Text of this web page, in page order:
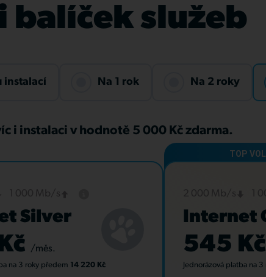
balíček služeb
instalací Na 1 rok Na 2 roky
i instalaci v hodnotě 5 000 Kč zdarma.
Silver
/měs.
na 3 roky předem 14 220 Kč
Internet
545 Kč
Jednorázová platba na 3